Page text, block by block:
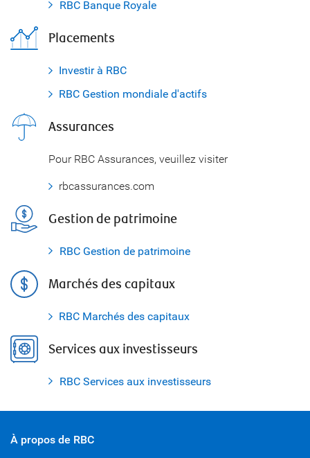
RBC Banque Royale
Placements
Investir à RBC
RBC Gestion mondiale d'actifs
Assurances
Pour RBC Assurances, veuillez visiter
rbcassurances.com
Gestion de patrimoine
RBC Gestion de patrimoine
Marchés des capitaux
RBC Marchés des capitaux
Services aux investisseurs
RBC Services aux investisseurs
À propos de RBC